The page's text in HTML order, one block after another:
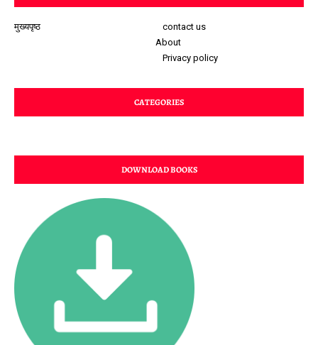
मुख्यपृष्ठ
contact us
About
Privacy policy
CATEGORIES
DOWNLOAD BOOKS